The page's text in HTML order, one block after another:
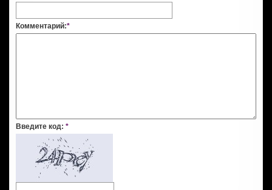
Комментарий:*
Введите код: *